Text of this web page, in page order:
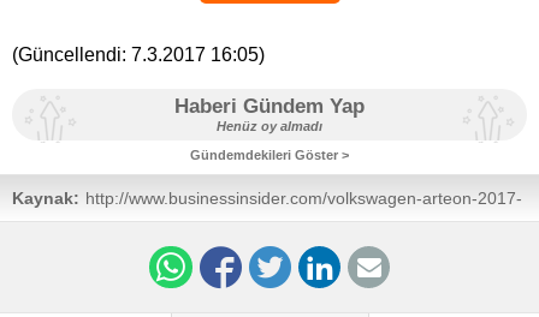
(Güncellendi: 7.3.2017 16:05)
Haberi Gündem Yap
Henüz oy almadı
Gündemdekileri Göster >
Kaynak: http://www.businessinsider.com/volkswagen-arteon-2017-
geneva-motor-show-2017-3